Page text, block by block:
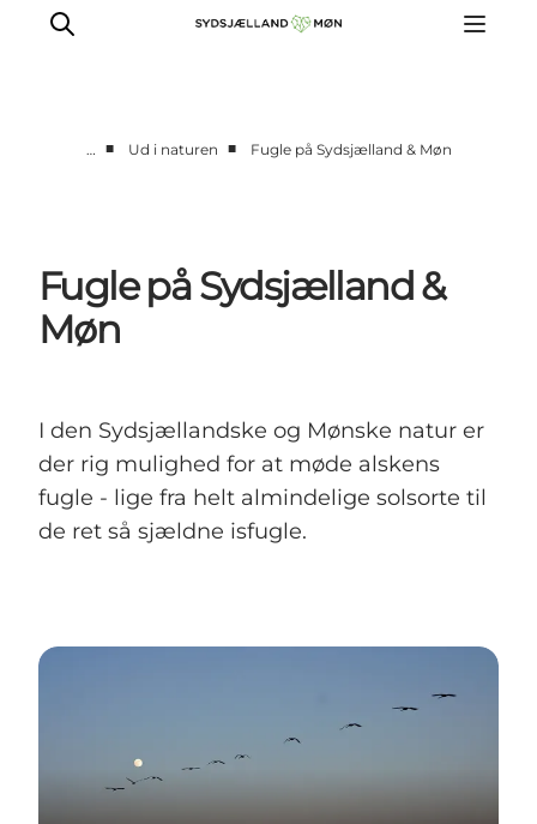
Events
Spis
Overnat
… ■ Ud i naturen ■ Fugle på Sydsjælland & Møn
Fugle på Sydsjælland &
Møn
I den Sydsjællandske og Mønske natur er
der rig mulighed for at møde alskens
fugle - lige fra helt almindelige solsorte til
de ret så sjældne isfugle.